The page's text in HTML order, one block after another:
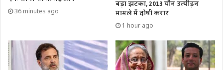
36 minutes ago
बड़ा झटका, 2013 यौन उत्पीड़न
मामले में दोषी करार
1 hour ago